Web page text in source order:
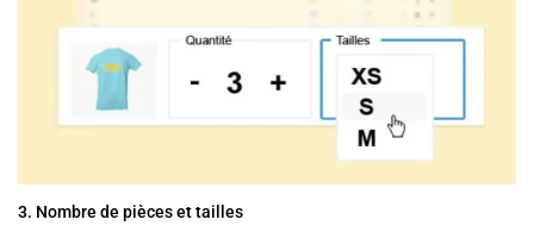
3. Nombre de pièces et tailles